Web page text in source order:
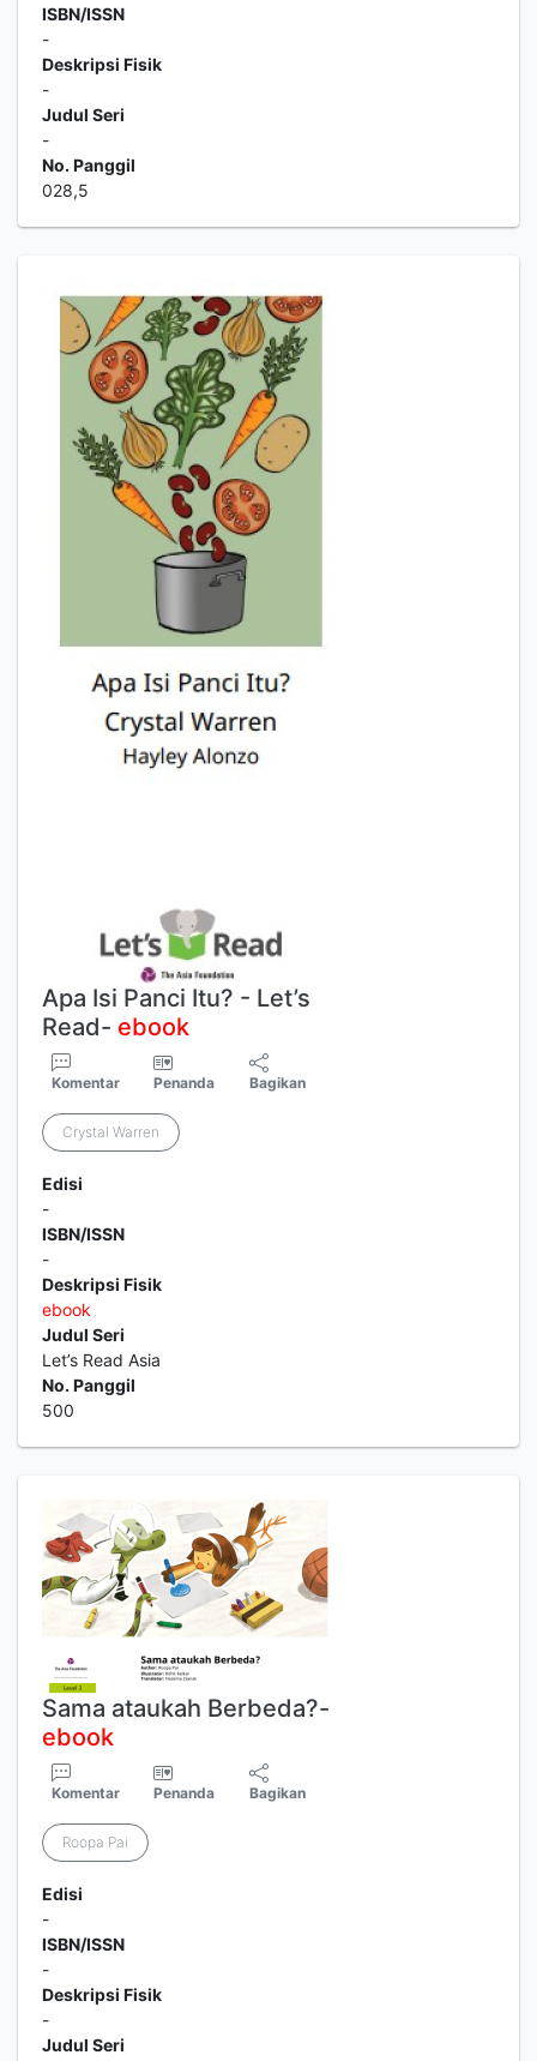
ISBN/ISSN
-
Deskripsi Fisik
-
Judul Seri
-
No. Panggil
028,5
Apa Isi Panci Itu? - Let’s
Read- ebook
Komentar Penanda Bagikan
Crystal Warren
Edisi
-
ISBN/ISSN
-
Deskripsi Fisik
ebook
Judul Seri
Let’s Read Asia
No. Panggil
500
Sama ataukah Berbeda?-
ebook
Komentar Penanda Bagikan
Roopa Pai
Edisi
-
ISBN/ISSN
-
Deskripsi Fisik
-
Judul Seri